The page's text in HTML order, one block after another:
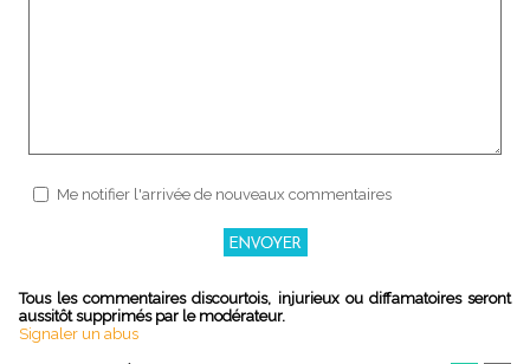
Me notifier l'arrivée de nouveaux commentaires
Tous les commentaires discourtois, injurieux ou diffamatoires seront
aussitôt supprimés par le modérateur.
Signaler un abus